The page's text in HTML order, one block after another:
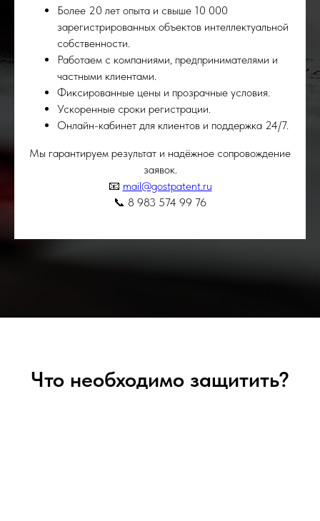
Более 20 лет опыта и свыше 10 000
зарегистрированных объектов интеллектуальной
собственности.
Работаем с компаниями, предпринимателями и
частными клиентами.
Фиксированные цены и прозрачные условия.
Ускоренные сроки регистрации.
Онлайн-кабинет для клиентов и поддержка 24/7.
Мы гарантируем результат и надёжное сопровождение
заявок.
📧 mail@gostpatent.ru
📞 8 983 574 99 76
Что необходимо защитить?